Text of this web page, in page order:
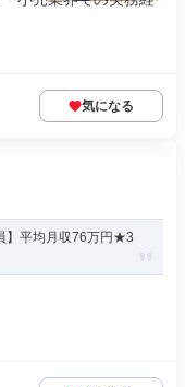
気になる
】平均月収76万円★3